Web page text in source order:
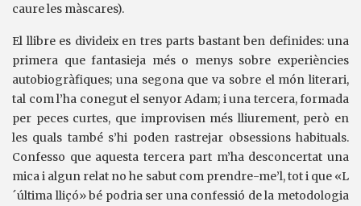
caure les màscares).
El llibre es divideix en tres parts bastant ben definides: una
primera que fantasieja més o menys sobre experiències
autobiogràfiques; una segona que va sobre el món literari,
tal com l’ha conegut el senyor Adam; i una tercera, formada
per peces curtes, que improvisen més lliurement, però en
les quals també s’hi poden rastrejar obsessions habituals.
Confesso que aquesta tercera part m’ha desconcertat una
mica i algun relat no he sabut com prendre-me’l, tot i que «L
´última lliçó» bé podria ser una confessió de la metodologia